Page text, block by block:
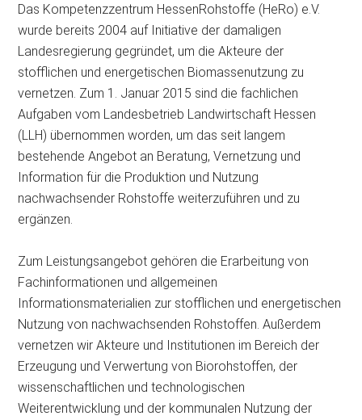
Das Kompetenzzentrum HessenRohstoffe (HeRo) e.V.
wurde bereits 2004 auf Initiative der damaligen
Landesregierung gegründet, um die Akteure der
stofflichen und energetischen Biomassenutzung zu
vernetzen. Zum 1. Januar 2015 sind die fachlichen
Aufgaben vom Landesbetrieb Landwirtschaft Hessen
(LLH) übernommen worden, um das seit langem
bestehende Angebot an Beratung, Vernetzung und
Information für die Produktion und Nutzung
nachwachsender Rohstoffe weiterzuführen und zu
ergänzen.
Zum Leistungsangebot gehören die Erarbeitung von
Fachinformationen und allgemeinen
Informationsmaterialien zur stofflichen und energetischen
Nutzung von nachwachsenden Rohstoffen. Außerdem
vernetzen wir Akteure und Institutionen im Bereich der
Erzeugung und Verwertung von Biorohstoffen, der
wissenschaftlichen und technologischen
Weiterentwicklung und der kommunalen Nutzung der